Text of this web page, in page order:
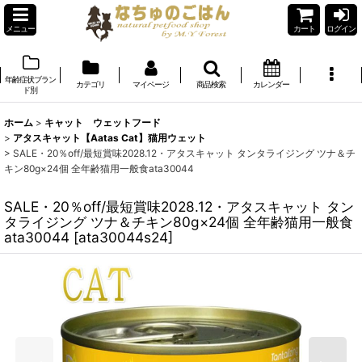
メニュー カート ログイン
年齢症状ブラン
ド別
カテゴリ マイページ 商品検索 カレンダー
ホーム > キャット ウェットフード
> アタスキャット【Aatas Cat】猫用ウェット
> SALE・20％off/最短賞味2028.12・アタスキャット タンタライジング ツナ＆チ
キン80g×24個 全年齢猫用一般食ata30044
SALE・20％off/最短賞味2028.12・アタスキャット タン
タライジング ツナ＆チキン80g×24個 全年齢猫用一般食
ata30044 [ata30044s24]